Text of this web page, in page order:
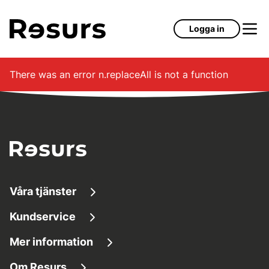
Logga in
There was an error n.replaceAll is not a function
Våra tjänster
Låna pengar
Sparkonton
Kundservice
Kundservice
Mer information